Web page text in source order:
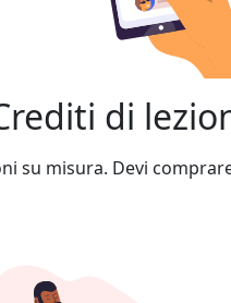
di
su misura. Devi